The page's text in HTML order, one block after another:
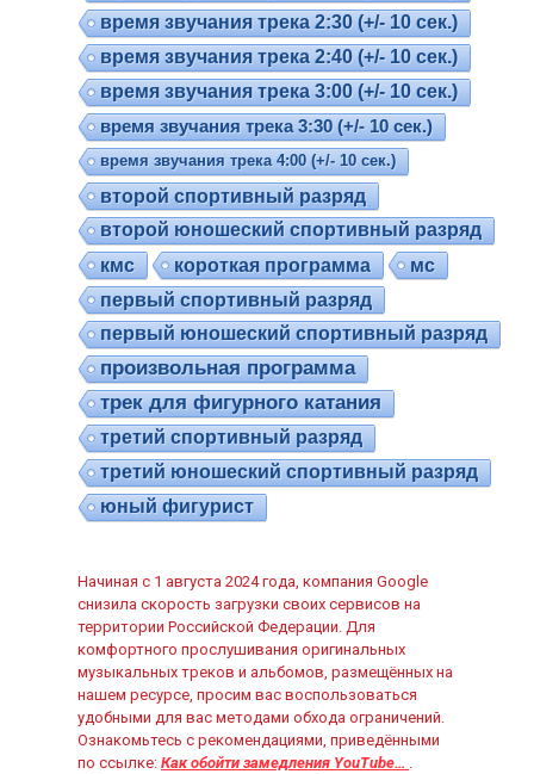
время звучания трека 2:30 (+/- 10 сек.)
время звучания трека 2:40 (+/- 10 сек.)
время звучания трека 3:00 (+/- 10 сек.)
время звучания трека 3:30 (+/- 10 сек.)
время звучания трека 4:00 (+/- 10 сек.)
второй спортивный разряд
второй юношеский спортивный разряд
кмс короткая программа
мс
первый спортивный разряд
первый юношеский спортивный разряд
произвольная программа
трек для фигурного катания
третий спортивный разряд
третий юношеский спортивный разряд
юный фигурист
Начиная с 1 августа 2024 года, компания Google
снизила скорость загрузки своих сервисов на
территории Российской Федерации. Для
комфортного прослушивания оригинальных
музыкальных треков и альбомов, размещённых на
нашем ресурсе, просим вас воспользоваться
удобными для вас методами обхода ограничений.
Ознакомьтесь с рекомендациями, приведёнными
по ссылке: Как обойти замедления YouTube… .